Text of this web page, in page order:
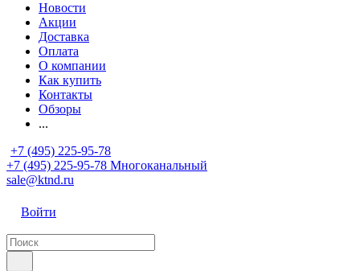
Новости
Акции
Доставка
Оплата
О компании
Как купить
Контакты
Обзоры
...
+7 (495) 225-95-78
+7 (495) 225-95-78 Многоканальный
sale@ktnd.ru
Войти